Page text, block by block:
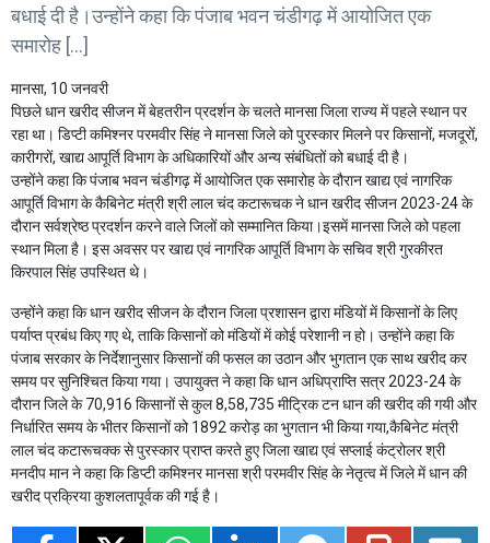
बधाई दी है।उन्होंने कहा कि पंजाब भवन चंडीगढ़ में आयोजित एक
समारोह […]
मानसा, 10 जनवरी
पिछले धान खरीद सीजन में बेहतरीन प्रदर्शन के चलते मानसा जिला राज्य में पहले स्थान पर
रहा था। डिप्टी कमिश्नर परमवीर सिंह ने मानसा जिले को पुरस्कार मिलने पर किसानों, मजदूरों,
कारीगरों, खाद्य आपूर्ति विभाग के अधिकारियों और अन्य संबंधितों को बधाई दी है।
उन्होंने कहा कि पंजाब भवन चंडीगढ़ में आयोजित एक समारोह के दौरान खाद्य एवं नागरिक
आपूर्ति विभाग के कैबिनेट मंत्री श्री लाल चंद कटारूचक ने धान खरीद सीजन 2023-24 के
दौरान सर्वश्रेष्ठ प्रदर्शन करने वाले जिलों को सम्मानित किया।इसमें मानसा जिले को पहला
स्थान मिला है। इस अवसर पर खाद्य एवं नागरिक आपूर्ति विभाग के सचिव श्री गुरकीरत
किरपाल सिंह उपस्थित थे।
उन्होंने कहा कि धान खरीद सीजन के दौरान जिला प्रशासन द्वारा मंडियों में किसानों के लिए
पर्याप्त प्रबंध किए गए थे, ताकि किसानों को मंडियों में कोई परेशानी न हो। उन्होंने कहा कि
पंजाब सरकार के निर्देशानुसार किसानों की फसल का उठान और भुगतान एक साथ खरीद कर
समय पर सुनिश्चित किया गया। उपायुक्त ने कहा कि धान अधिप्राप्ति सत्र 2023-24 के
दौरान जिले के 70,916 किसानों से कुल 8,58,735 मीट्रिक टन धान की खरीद की गयी और
निर्धारित समय के भीतर किसानों को 1892 करोड़ का भुगतान भी किया गया,कैबिनेट मंत्री
लाल चंद कटारूचक्क से पुरस्कार प्राप्त करते हुए जिला खाद्य एवं सप्लाई कंट्रोलर श्री
मनदीप मान ने कहा कि डिप्टी कमिश्नर मानसा श्री परमवीर सिंह के नेतृत्व में जिले में धान की
खरीद प्रक्रिया कुशलतापूर्वक की गई है।